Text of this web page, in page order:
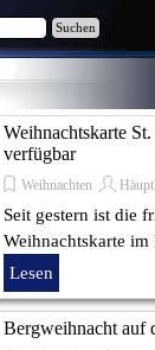
Suchen
Weihnachtskarte
verfügbar
Weihnachten
Seit gestern ist die
Weihnachtskarte
Lesen
Bergweihnacht auf